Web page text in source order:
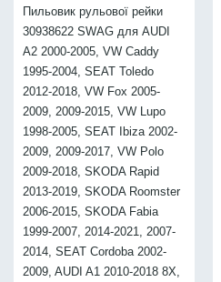
Пильовик рульової рейки
30938622 SWAG для AUDI
A2 2000-2005, VW Caddy
1995-2004, SEAT Toledo
2012-2018, VW Fox 2005-
2009, 2009-2015, VW Lupo
1998-2005, SEAT Ibiza 2002-
2009, 2009-2017, VW Polo
2009-2018, SKODA Rapid
2013-2019, SKODA Roomster
2006-2015, SKODA Fabia
1999-2007, 2014-2021, 2007-
2014, SEAT Cordoba 2002-
2009, AUDI A1 2010-2018 8X,